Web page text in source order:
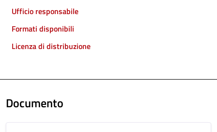
Ufficio responsabile
Formati disponibili
Licenza di distribuzione
Documento